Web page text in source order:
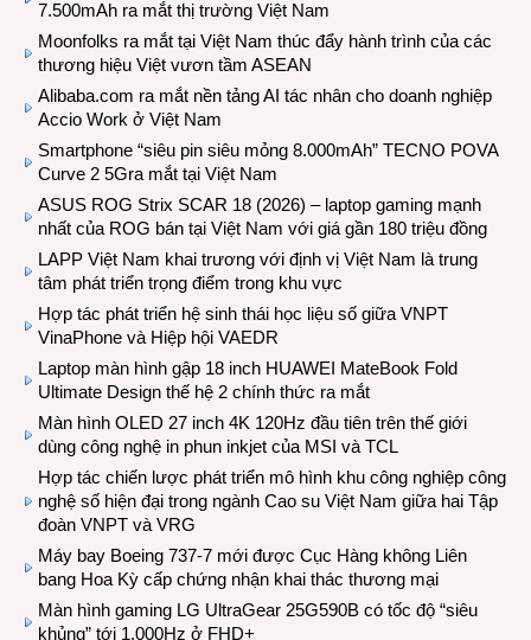
7.500mAh ra mắt thị trường Việt Nam
Moonfolks ra mắt tại Việt Nam thúc đẩy hành trình của các
thương hiệu Việt vươn tầm ASEAN
Alibaba.com ra mắt nền tảng AI tác nhân cho doanh nghiệp
Accio Work ở Việt Nam
Smartphone “siêu pin siêu mỏng 8.000mAh” TECNO POVA
Curve 2 5Gra mắt tại Việt Nam
ASUS ROG Strix SCAR 18 (2026) – laptop gaming mạnh
nhất của ROG bán tại Việt Nam với giá gần 180 triệu đồng
LAPP Việt Nam khai trương với định vị Việt Nam là trung
tâm phát triển trọng điểm trong khu vực
Hợp tác phát triển hệ sinh thái học liệu số giữa VNPT
VinaPhone và Hiệp hội VAEDR
Laptop màn hình gập 18 inch HUAWEI MateBook Fold
Ultimate Design thế hệ 2 chính thức ra mắt
Màn hình OLED 27 inch 4K 120Hz đầu tiên trên thế giới
dùng công nghệ in phun inkjet của MSI và TCL
Hợp tác chiến lược phát triển mô hình khu công nghiệp công
nghệ số hiện đại trong ngành Cao su Việt Nam giữa hai Tập
đoàn VNPT và VRG
Máy bay Boeing 737-7 mới được Cục Hàng không Liên
bang Hoa Kỳ cấp chứng nhận khai thác thương mại
Màn hình gaming LG UltraGear 25G590B có tốc độ “siêu
khủng” tới 1.000Hz ở FHD+